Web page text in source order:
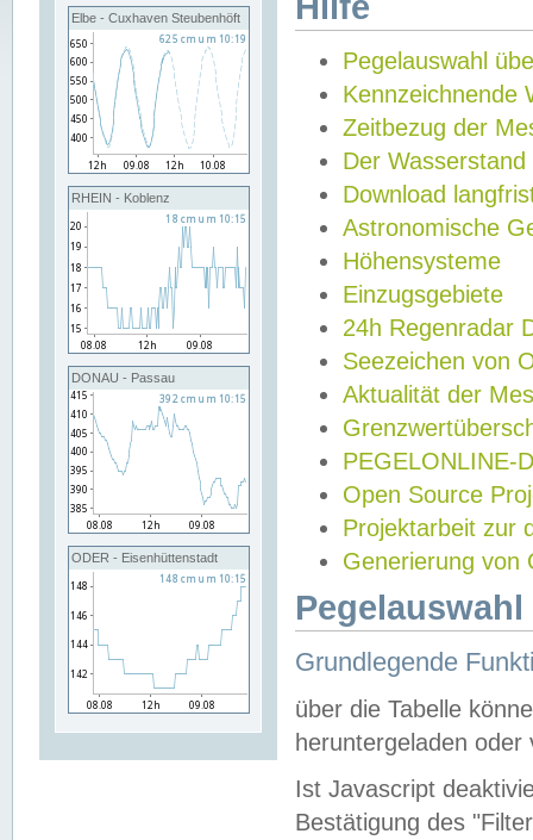
Elbe - Cuxhaven Steubenhöft
RHEIN - Koblenz
DONAU - Passau
ODER - Eisenhüttenstadt
Pegelauswahl
Kennzeichnende
Zeitbezug der
Der Wasserstand
Download
Astronomische
Höhensysteme
Einzugsgebiete
24h Regenradar
Seezeichen von
Aktualität der
PEGELONLINE-
Open Source
Projektarbeit zur
Generierung von
Grundlegende
über die Tabelle
heruntergeladen oder
Ist Javascript
Bestätigung des